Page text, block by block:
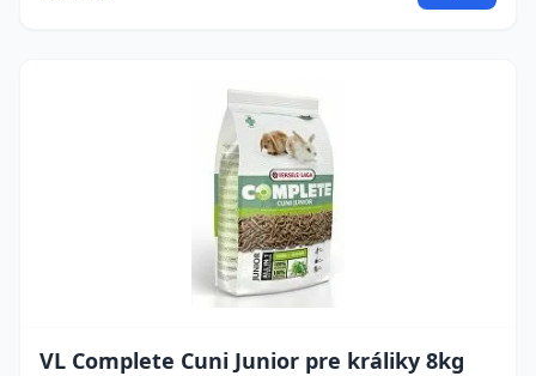
VL Complete Cuni Junior pre králiky 8kg